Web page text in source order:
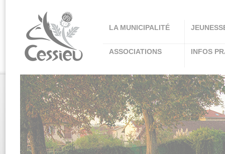
LA MUNICIPALITÉ
ASSOCIATIONS INFOS